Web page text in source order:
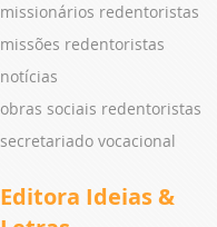
missionários redentoristas
missões redentoristas
notícias
obras sociais redentoristas
secretariado vocacional
Editora Ideias &